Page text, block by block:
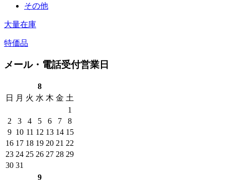
その他
大量在庫
特価品
メール・電話受付営業日
8
日 月 火 水 木 金 土
1
2
3 4 5 6 7
8
9 10 11 12 13 14 15
16 17 18 19 20 21 22
23 24 25 26 27 28 29
30 31
9